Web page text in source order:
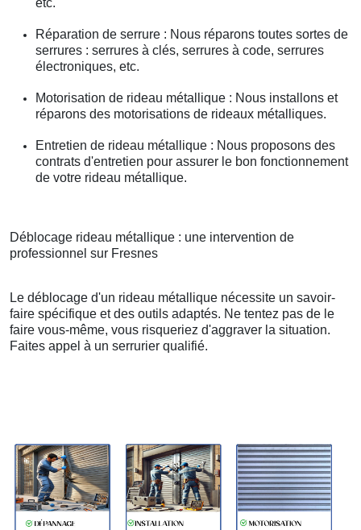
etc.
Réparation de serrure : Nous réparons toutes sortes de
serrures : serrures à clés, serrures à code, serrures
électroniques, etc.
Motorisation de rideau métallique : Nous installons et
réparons des motorisations de rideaux métalliques.
Entretien de rideau métallique : Nous proposons des
contrats d'entretien pour assurer le bon fonctionnement
de votre rideau métallique.
Déblocage rideau métallique : une intervention de
professionnel sur Fresnes
Le déblocage d'un rideau métallique nécessite un savoir-
faire spécifique et des outils adaptés. Ne tentez pas de le
faire vous-même, vous risqueriez d'aggraver la situation.
Faites appel à un serrurier qualifié.